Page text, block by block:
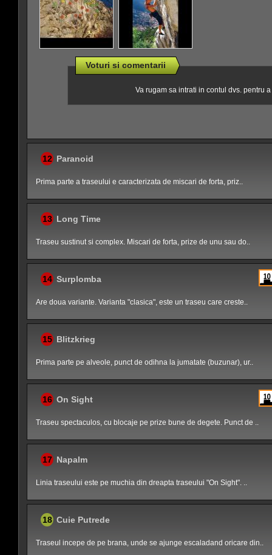
Voturi si comentarii
Va rugam sa intrati in contul dvs. pentru
12 Paranoid
Prima parte a traseului e caracterizata de miscari de forta, priz..
13 Long Time
Traseu sustinut si complex. Miscari de forta, prize de unu sau do..
14 Surplomba
Are doua variante. Varianta "clasica", este un traseu care creste..
15 Blitzkrieg
Prima parte pe alveole, punct de odihna la jumatate (buzunar), ur..
16 On Sight
Traseu spectaculos, cu blocaje pe prize bune de degete. Punct de ..
17 Napalm
Linia traseului este pe muchia din dreapta traseului "On Sight". ..
18 Cuie Putrede
Traseul incepe de pe brana, unde se ajunge escaladand oricare din..